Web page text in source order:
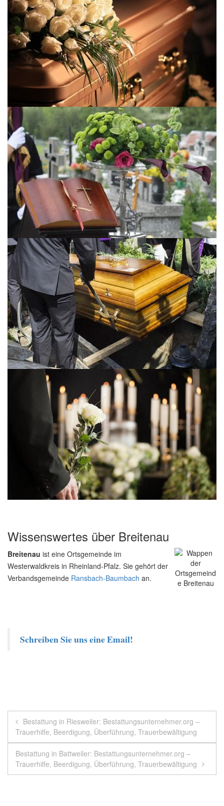
Wissenswertes über Breitenau
Breitenau ist eine Ortsgemeinde im
Westerwaldkreis in Rheinland-Pfalz. Sie gehört der
Verbandsgemeinde Ransbach-Baumbach an.
Schreiben Sie uns eine Email!
Beitragsnavigation
Bestattung in Riesweiler: Bestattungsunternehmer.org –
Trauerhilfe, Beerdigung, Überführung, Trauerbewältigung
Bestattung in Battweiler: Bestattungsunternehmer.org –
Trauerhilfe, Beerdigung, Überführung, Trauerbewältigung